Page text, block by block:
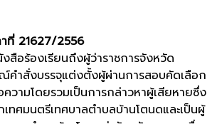
ที่ 21627/2556
สือร้องเรียนถึงผู้ว่าราชการจังหวัด
คำสั่งบรรจุแต่งตั้งผู้ผ่านการสอบคัดเลือก
ามโดยรวมเป็นการกล่าวหาผู้เสียหายซึ่ง
ทศมนตรีเทศบาลตำบลบ้านโตนดและเป็นผู้